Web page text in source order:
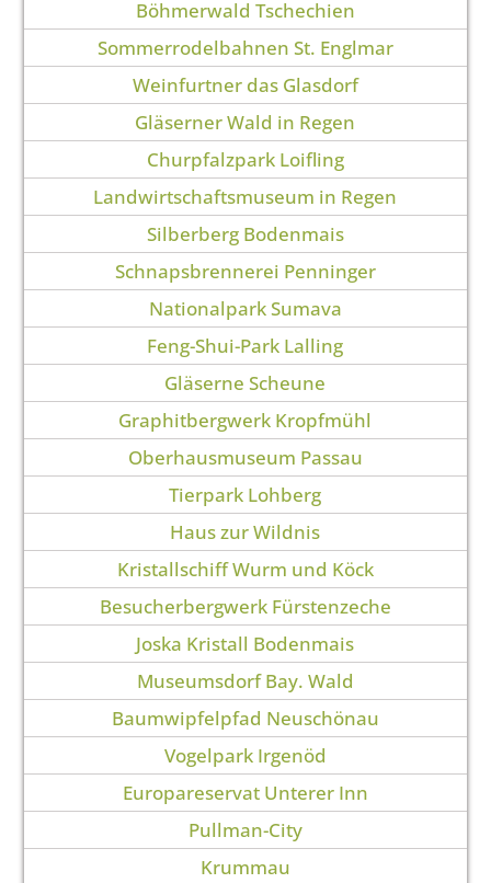
Böhmerwald Tschechien
Sommerrodelbahnen St. Englmar
Weinfurtner das Glasdorf
Gläserner Wald in Regen
Churpfalzpark Loifling
Landwirtschaftsmuseum in Regen
Silberberg Bodenmais
Schnapsbrennerei Penninger
Nationalpark Sumava
Feng-Shui-Park Lalling
Gläserne Scheune
Graphitbergwerk Kropfmühl
Oberhausmuseum Passau
Tierpark Lohberg
Haus zur Wildnis
Kristallschiff Wurm und Köck
Besucherbergwerk Fürstenzeche
Joska Kristall Bodenmais
Museumsdorf Bay. Wald
Baumwipfelpfad Neuschönau
Vogelpark Irgenöd
Europareservat Unterer Inn
Pullman-City
Krummau